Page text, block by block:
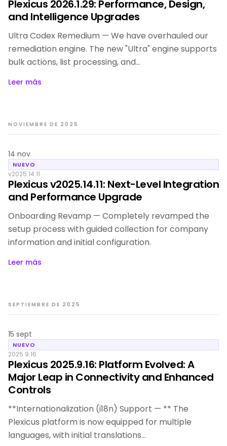
Plexicus 2026.1.29: Performance, Design,
and Intelligence Upgrades
Ultra Codex Remedium — We have overhauled our
remediation engine. The new "Ultra" engine supports
bulk actions, list processing, and…
Leer más
NOVIEMBRE DE 2025
14 nov
NUEVO
v2025.14.11
Plexicus v2025.14.11: Next-Level Integration
and Performance Upgrade
Onboarding Revamp — Completely revamped the
setup process with guided collection for company
information and initial configuration.
Leer más
SEPTIEMBRE DE 2025
15 sept
NUEVO
2025.9.16
Plexicus 2025.9.16: Platform Evolved: A
Major Leap in Connectivity and Enhanced
Controls
**Internationalization (i18n) Support — ** The
Plexicus platform is now equipped for multiple
languages, with initial translations…